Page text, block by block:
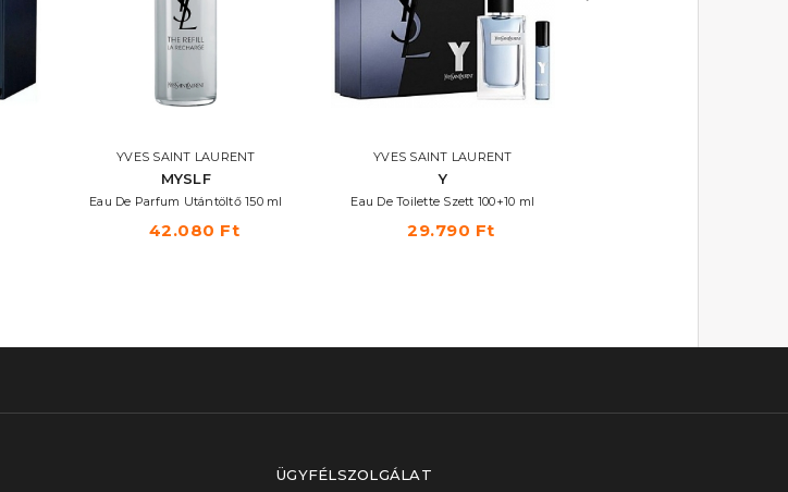
YVES SAINT LAURENT
MYSLF
Eau De Parfum Utántöltő 150 ml
42.080 Ft
YVES SAINT LAURENT
Y
Eau De Toilette Szett 100+10 ml
29.790 Ft
ÜGYFÉLSZOLGÁLAT